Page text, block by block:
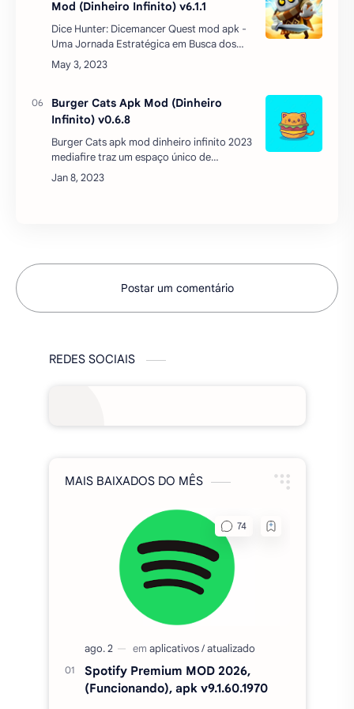
mediafire traz um espaço único de
entretenimento culinário para os jogadores
explorarem. Ao contrário dos jogos
anteriores, este jogo tem…
Postar um comentário
Spotify Premium MOD 2026,
(Funcionando), apk v9.1.60.1970
Fixa Club Brasil MOD APK
DINHEIRO INFINITO 1020.20
FTS 2026 BRASILEIRÃO E
EUROPEU COM SUPER MUNDIAL